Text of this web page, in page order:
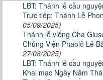
LBT: Thánh lễ cầu
Trực tiếp: Thánh Lễ
05/09/2025)
Thánh lễ viếng Cha
Chủng Viện Phaolô Lê
27/08/2025)
LBT: Thánh lễ cầu
Khai mạc Ngày Năm